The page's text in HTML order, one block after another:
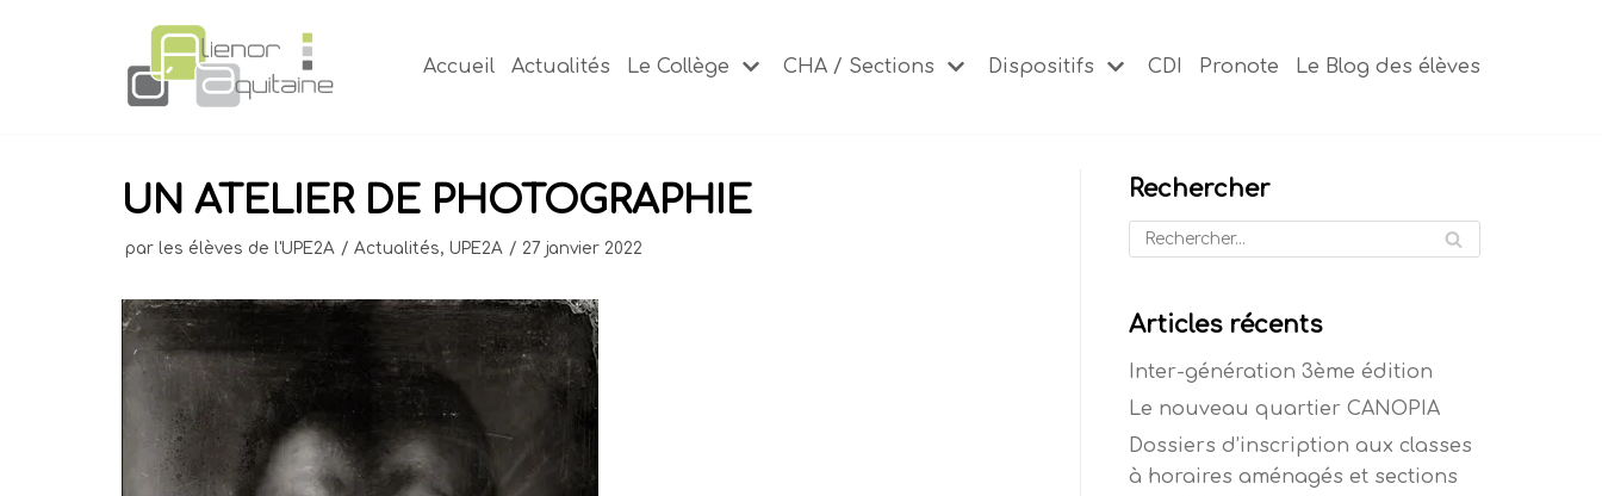
Accueil Actualités Le Collège CHA / Sections Dispositifs CDI Pronote Le Blog des élèves
UN ATELIER DE PHOTOGRAPHIE
par les élèves de l'UPE2A Actualités, UPE2A 27 janvier 2022
Rechercher
Articles récents
Inter-génération 3ème édition
Le nouveau quartier CANOPIA
Dossiers d’inscription aux classes
à horaires aménagés et sections